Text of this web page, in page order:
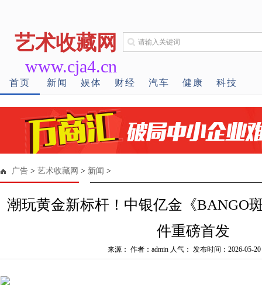
艺术收藏网
www.cja4.cn
首页 新闻 娱体 财经 汽车 健康 科技
广告 > 艺术收藏网 > 新闻 >
潮玩黄金新标杆！中银亿金《BANGO
件重磅首发
来源： 作者：admin 人气： 发布时间：2026-05-20